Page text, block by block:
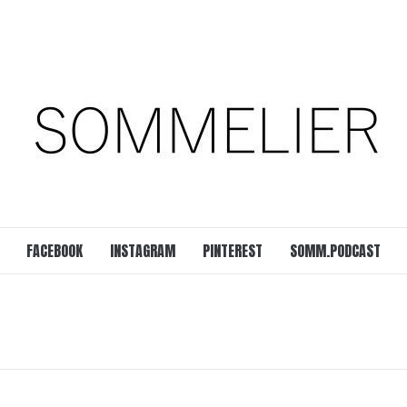
FACEBOOK INSTAGRAM PINTEREST SOMM.PODCAST